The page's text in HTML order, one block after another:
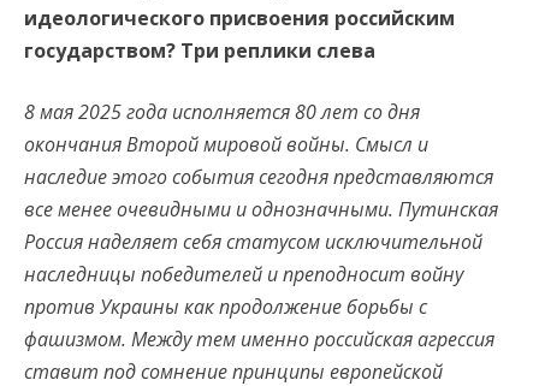
идеологического присвоения российским
государством? Три реплики слева
8 мая 2025 года исполняется 80 лет со дня
окончания Второй мировой войны. Смысл и
наследие этого события сегодня представляются
все менее очевидными и однозначными. Путинская
Россия наделяет себя статусом исключительной
наследницы победителей и преподносит войну
против Украины как продолжение борьбы с
фашизмом. Между тем именно российская агрессия
ставит под сомнение принципы европейской